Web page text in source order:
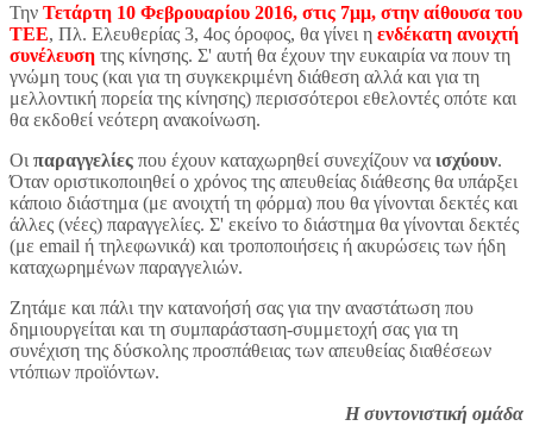
Την Τετάρτη 10 Φεβρουαρίου 2016, στις 7μμ, στην αίθουσα του
ΤΕΕ, Πλ. Ελευθερίας 3, 4ος όροφος, θα γίνει η ενδέκατη ανοιχτή
συνέλευση της κίνησης. Σ' αυτή θα έχουν την ευκαιρία να πουν τη
γνώμη τους (και για τη συγκεκριμένη διάθεση αλλά και για τη
μελλοντική πορεία της κίνησης) περισσότεροι εθελοντές οπότε και
θα εκδοθεί νεότερη ανακοίνωση.
Οι παραγγελίες που έχουν καταχωρηθεί συνεχίζουν να ισχύουν.
Όταν οριστικοποιηθεί ο χρόνος της απευθείας διάθεσης θα υπάρξει
κάποιο διάστημα (με ανοιχτή τη φόρμα) που θα γίνονται δεκτές και
άλλες (νέες) παραγγελίες. Σ' εκείνο το διάστημα θα γίνονται δεκτές
(με email ή τηλεφωνικά) και τροποποιήσεις ή ακυρώσεις των ήδη
καταχωρημένων παραγγελιών.
Ζητάμε και πάλι την κατανοήσή σας για την αναστάτωση που
δημιουργείται και τη συμπαράσταση-συμμετοχή σας για τη
συνέχιση της δύσκολης προσπάθειας των απευθείας διαθέσεων
ντόπιων προϊόντων.
Η συντονιστική ομάδα